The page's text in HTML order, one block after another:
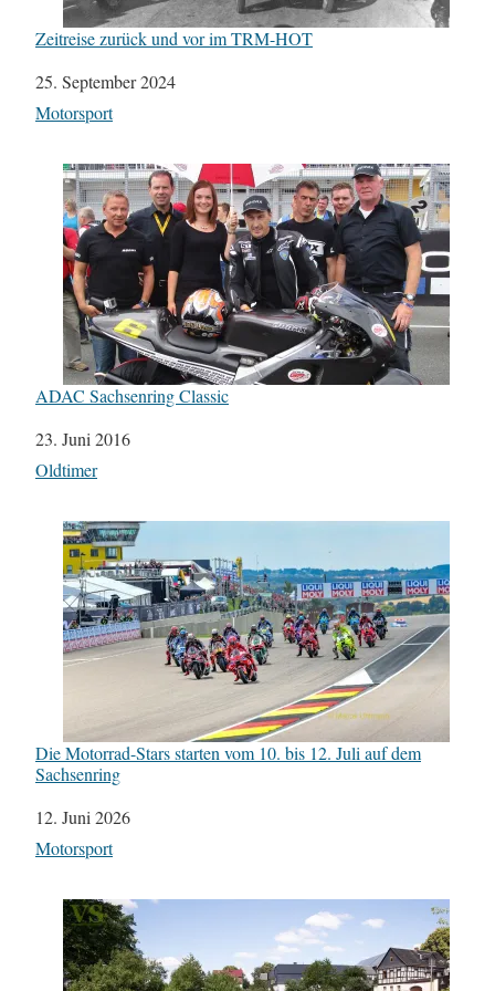
Zeitreise zurück und vor im TRM-HOT
Datum
25. September 2024
In Bezug auf
Motorsport
ADAC Sachsenring Classic
Datum
23. Juni 2016
In Bezug auf
Oldtimer
Die Motorrad-Stars starten vom 10. bis 12. Juli auf dem
Sachsenring
Datum
12. Juni 2026
In Bezug auf
Motorsport